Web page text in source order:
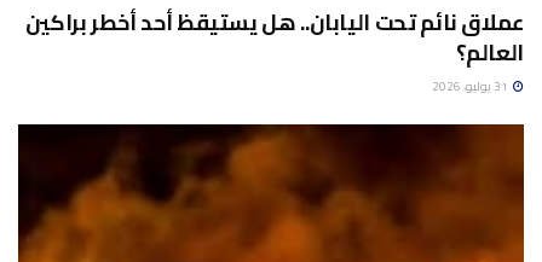
عملاق نائم تحت اليابان.. هل يستيقظ أحد أخطر براكين
العالم؟